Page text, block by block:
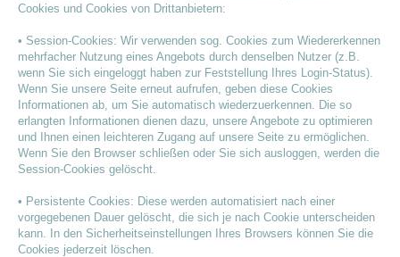
Cookies und Cookies von Drittanbietern:
• Session-Cookies: Wir verwenden sog. Cookies zum Wiedererkennen
mehrfacher Nutzung eines Angebots durch denselben Nutzer (z.B.
wenn Sie sich eingeloggt haben zur Feststellung Ihres Login-Status).
Wenn Sie unsere Seite erneut aufrufen, geben diese Cookies
Informationen ab, um Sie automatisch wiederzuerkennen. Die so
erlangten Informationen dienen dazu, unsere Angebote zu optimieren
und Ihnen einen leichteren Zugang auf unsere Seite zu ermöglichen.
Wenn Sie den Browser schließen oder Sie sich ausloggen, werden die
Session-Cookies gelöscht.
• Persistente Cookies: Diese werden automatisiert nach einer
vorgegebenen Dauer gelöscht, die sich je nach Cookie unterscheiden
kann. In den Sicherheitseinstellungen Ihres Browsers können Sie die
Cookies jederzeit löschen.